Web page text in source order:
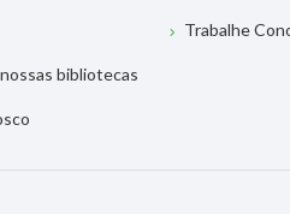
bibliotecas
Trabalhe